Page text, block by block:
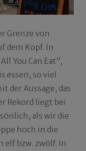
Grenze von
dem Kopf. In
You Can Eat“,
essen, so viel
der Aussage, das
Rekord liegt bei
als wir die
hoch in die
elf bzw. zwölf. In